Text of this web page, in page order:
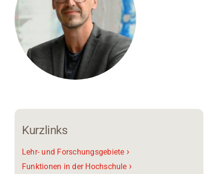
News
Veranstaltungen
Kurzlinks
Lehr- und Forschungsgebiete ›
Funktionen in der Hochschule ›